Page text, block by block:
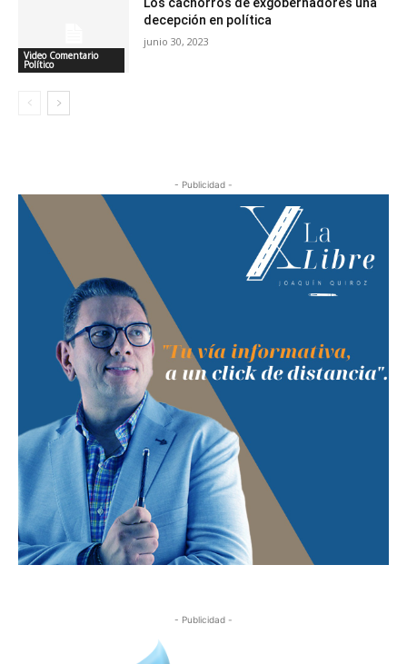
Video Comentario
Político
Los cachorros de exgobernadores una
decepción en política
junio 30, 2023
- Publicidad -
- Publicidad -